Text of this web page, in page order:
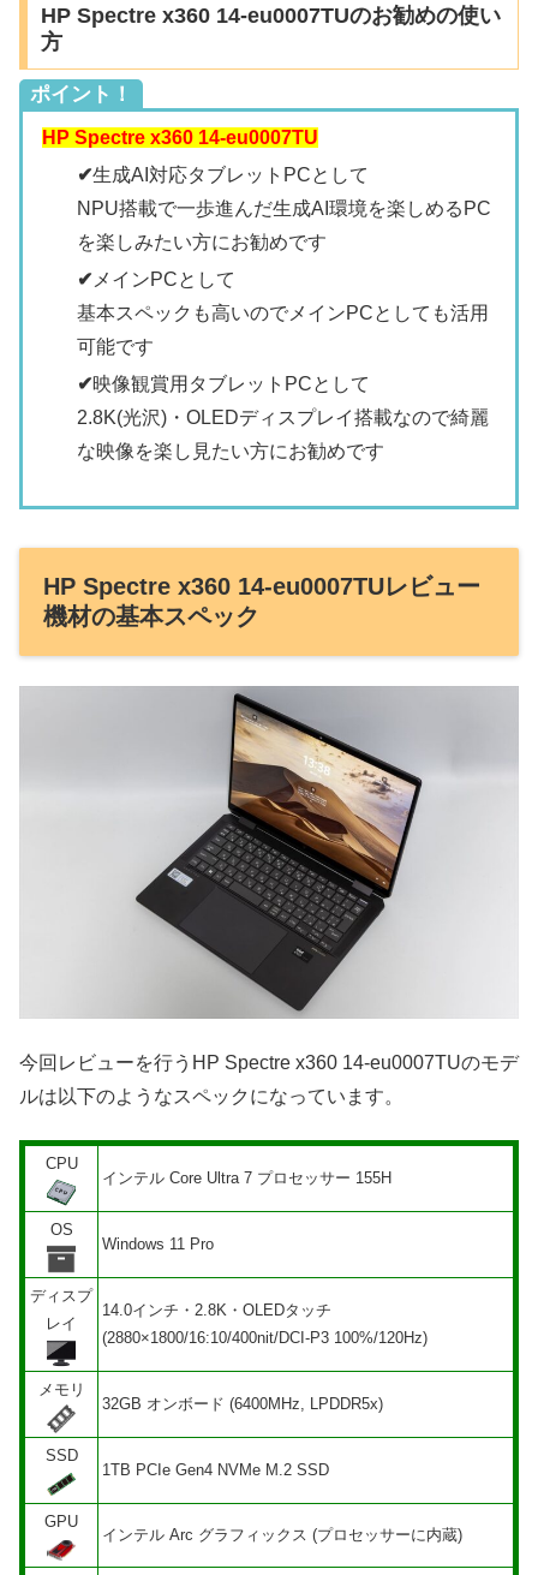
HP Spectre x360 14-eu0007TUのお勧めの使い
方
ポイント！
HP Spectre x360 14-eu0007TU
✔生成AI対応タブレットPCとして
NPU搭載で一歩進んだ生成AI環境を楽しめるPC
を楽しみたい方にお勧めです
✔ メインPCとして
基本スペックも高いのでメインPCとしても活用
可能です
✔映像観賞用タブレットPCとして
2.8K(光沢)・OLEDディスプレイ搭載なので綺麗
な映像を楽し見たい方にお勧めです
HP Spectre x360 14-eu0007TUレビュー
機材の基本スペック
今回レビューを行うHP Spectre x360 14-eu0007TUのモデ
ルは以下のようなスペックになっています。
CPU
インテル Core Ultra 7 プロセッサー 155H
OS
Windows 11 Pro
ディスプ
レイ
14.0インチ・2.8K・OLEDタッチ
(2880×1800/16:10/400nit/DCI-P3 100%/120Hz)
メモリ
32GB オンボード (6400MHz, LPDDR5x)
SSD
1TB PCIe Gen4 NVMe M.2 SSD
GPU
インテル Arc グラフィックス (プロセッサーに内蔵)